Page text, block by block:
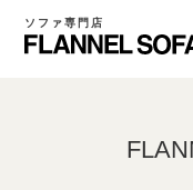
ソファ専門店